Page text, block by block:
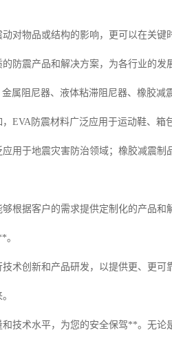
对物品或结构的影响，更可以在关键
防震产品和解决方案，为各行业的发
属阻尼器、液体粘滞阻尼器、橡胶减
EVA防震材料广泛应用于运动鞋、箱
用于地震灾害防治领域；橡胶减震制
根据客户的需求提供定制化的产品和
。
术创新和产品研发，以提供更、更可
技术水平，为您的安全保驾**。无论